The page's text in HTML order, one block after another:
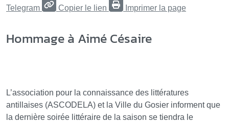
Telegram Copier le lien Imprimer la page
Hommage à Aimé Césaire
L’association pour la connaissance des littératures
antillaises (ASCODELA) et la Ville du Gosier informent que
la dernière soirée littéraire de la saison se tiendra le